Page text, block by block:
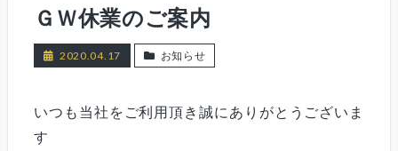
ＧＷ休業のご案内
2020.04.17 お知らせ
いつも当社をご利用頂き誠にありがとうございま
す